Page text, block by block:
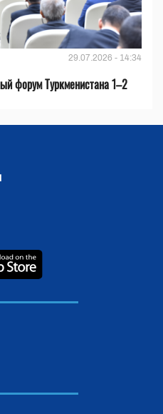
29.07.2026 - 14:34
форум Туркменистана 1–2